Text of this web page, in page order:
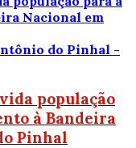
do Pinhal -
população
à Bandeira
Pinhal